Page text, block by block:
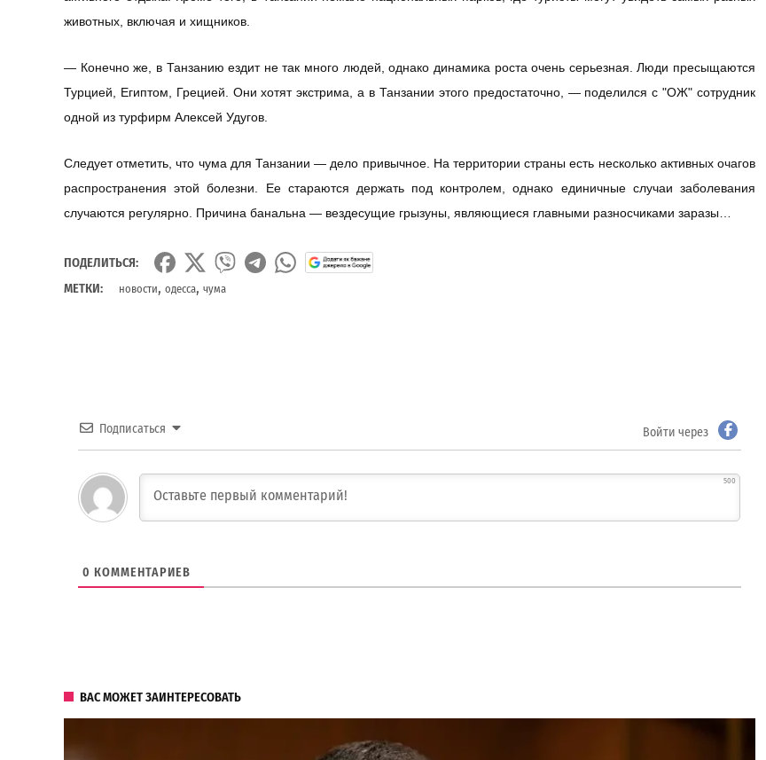
животных, включая и хищников.
— Конечно же, в Танзанию ездит не так много людей, однако динамика роста очень серьезная. Люди пресыщаются
Турцией, Египтом, Грецией. Они хотят экстрима, а в Танзании этого предостаточно, — поделился с "ОЖ" сотрудник
одной из турфирм Алексей Удугов.
Следует отметить, что чума для Танзании — дело привычное. На территории страны есть несколько активных очагов
распространения этой болезни. Ее стараются держать под контролем, однако единичные случаи заболевания
случаются регулярно. Причина банальна — вездесущие грызуны, являющиеся главными разносчиками заразы…
ПОДЕЛИТЬСЯ:
МЕТКИ:
новости, одесса, чума
Подписаться Войти через
500
0 КОММЕНТАРИЕВ
ВАС МОЖЕТ ЗАИНТЕРЕСОВАТЬ